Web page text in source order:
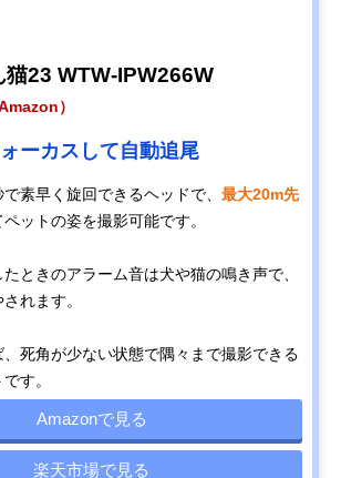
猫23 WTW-IPW266W
）
ーカスして自動追尾
素早く旋回できるヘッドで、 最大20m先
ペットの姿を撮影可能です。
ときのアラーム音は犬や猫の鳴き声で、
れます。
死角が少ない状態で隅々まで撮影できる
す。
Amazonで見る
楽天市場で見る